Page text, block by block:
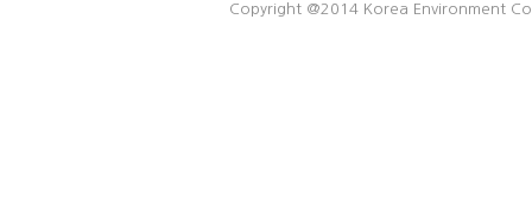
Copyright @2014 Korea Environment